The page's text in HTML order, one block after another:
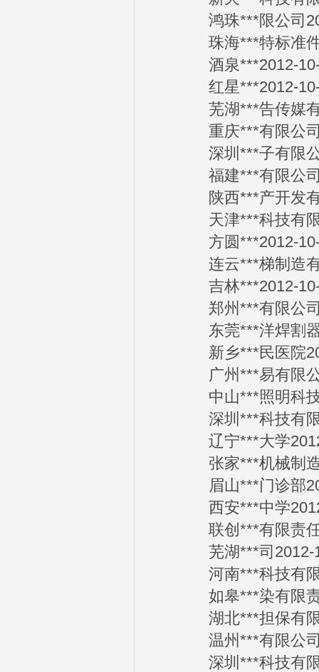
鸿珠***限公司
珠海***特标准件
酒泉***2012-
红星***2012-
芜湖***告传媒有
重庆***有限公司
深圳***子有限公
福建***有限公司
陕西***产开发有
天津***科技有限
方圆***2012-
连云***梯制造有
吉林***2012-
郑州***有限公司
东莞***洋焊割器
新乡***民医院
广州***易有限公
中山***照明科技
深圳***科技有限
辽宁***大学
张家***机械制造
眉山***门诊部
西安***中学
联创***有限责任
芜湖***司2012-
河南***科技有限
如皋***染有限责
湖北***担保有限
温州***有限公司
深圳***科技有限